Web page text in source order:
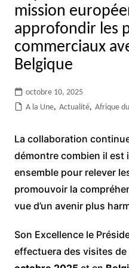
mission
approfondir les
commerciaux
Belgique
octobre 10, 2025
A la Une, Actualité, Afrique
La collaboration
démontre combien il
ensemble pour relever
promouvoir la
vue d’un avenir plus
Son Excellence le
effectuera des visites de